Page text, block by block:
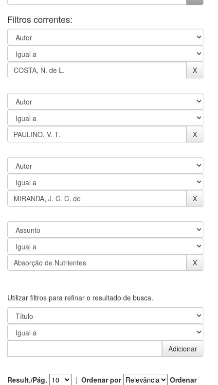
Filtros correntes:
Utilizar filtros para refinar o resultado de busca.
Result./Pág. | Ordenar por
Ordenar